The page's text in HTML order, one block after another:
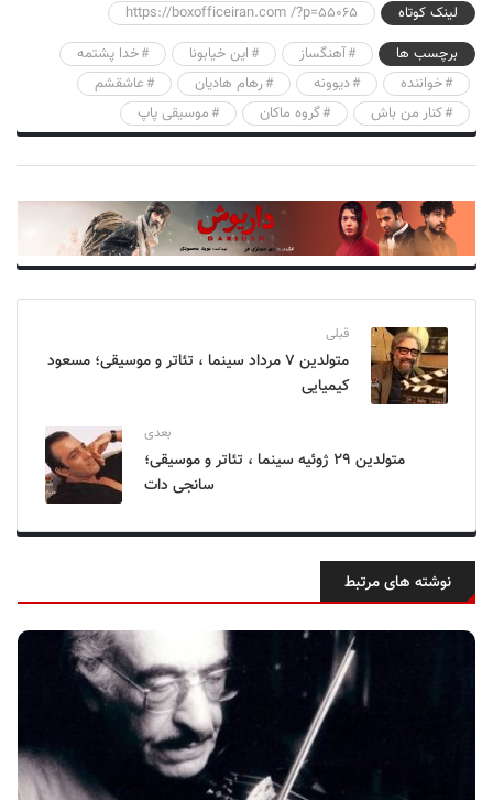
لینک کوتاه
https://boxofficeiran.com /?p=55065
برچسب ها
آهنگساز این خیابونا
خدا پشتمه
خواننده
دیوونه رهام هادیان
عاشقشم
کنار من باش
گروه ماکان موسیقی پاپ
قبلی
متولدین ۷ مرداد سینما ، تئاتر و موسیقی؛ مسعود
کیمیایی
بعدی
متولدین ۲۹ ژوئیه سینما ، تئاتر و موسیقی؛
سانجی دات
نوشته های مرتبط